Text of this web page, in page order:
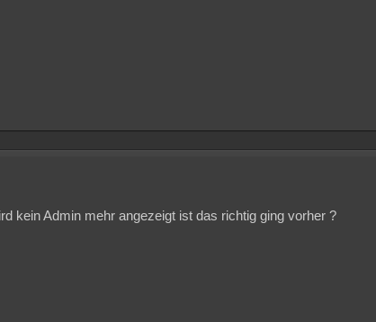
kein Admin mehr angezeigt ist das richtig ging vorher ?